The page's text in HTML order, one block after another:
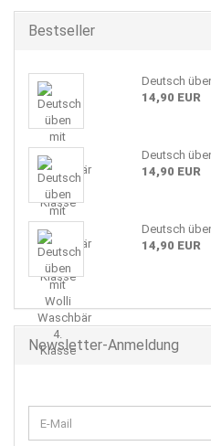
Bestseller
Deutsch
14,90 EUR
Deutsch
14,90 EUR
Deutsch
14,90 EUR
Newsletter-Anmeldung
ZUR
E-
Mail